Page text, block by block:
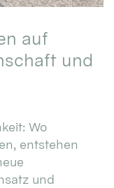
auf
und
Wo
entstehen
und